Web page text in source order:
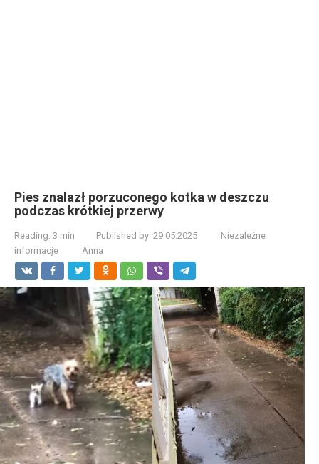
Pies znalazł porzuconego kotka w deszczu
podczas krótkiej przerwy
Reading: 3 min Published by: 29.05.2025
Niezależne
informacje
Anna